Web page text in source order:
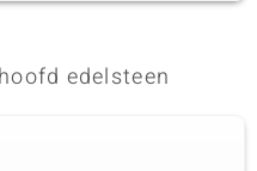
edelsteen